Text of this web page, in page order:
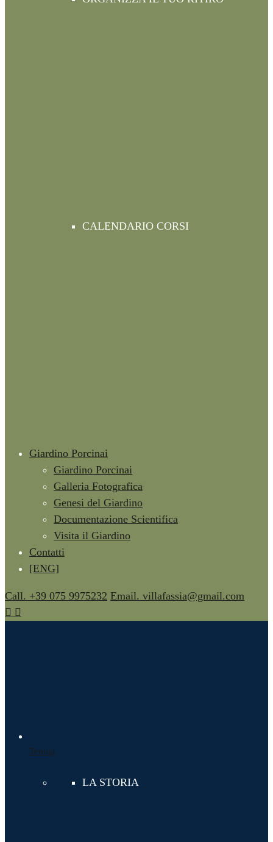
CALENDARIO CORSI
Giardino Porcinai
Giardino Porcinai
Galleria Fotografica
Genesi del Giardino
Documentazione Scientifica
Visita il Giardino
Contatti
[ENG]
Call. +39 075 9975232 Email. villafassia@gmail.com
Tenuta
LA STORIA